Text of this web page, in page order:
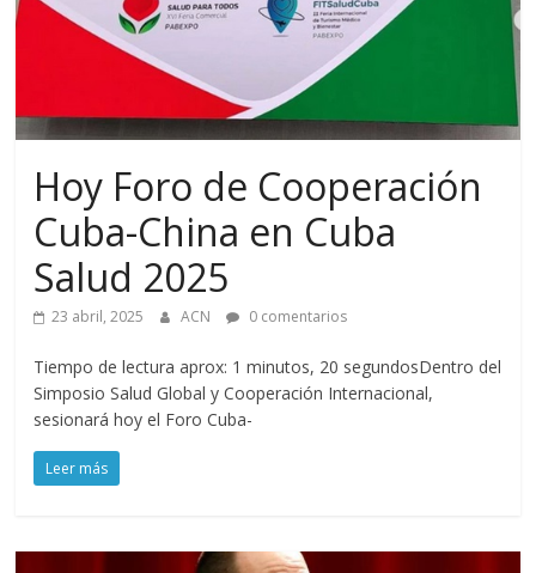
Hoy Foro de Cooperación
Cuba-China en Cuba
Salud 2025
23 abril, 2025 ACN 0 comentarios
Tiempo de lectura aprox: 1 minutos, 20 segundosDentro del
Simposio Salud Global y Cooperación Internacional,
sesionará hoy el Foro Cuba-
Leer más